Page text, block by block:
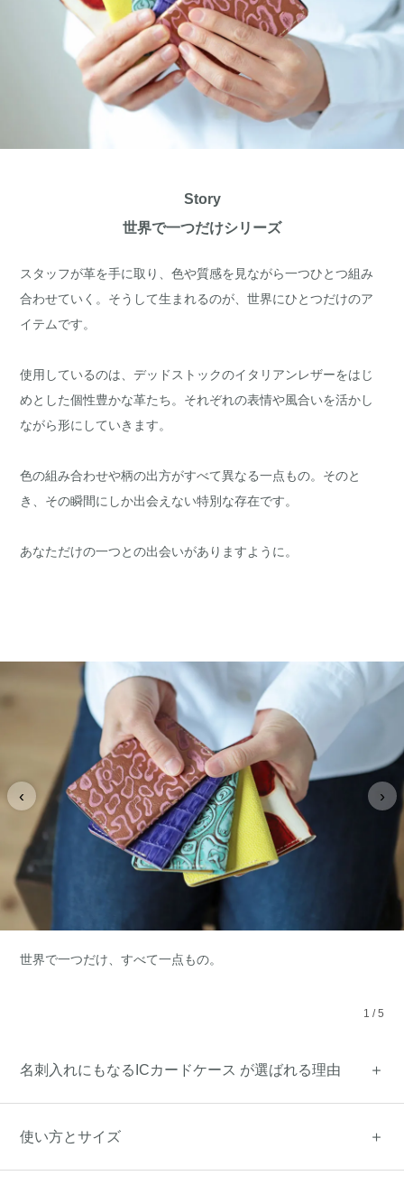
Story
世界で一つだけシリーズ
スタッフが革を手に取り、色や質感を見ながら一つひとつ組み
合わせていく。そうして生まれるのが、世界にひとつだけのア
イテムです。
使用しているのは、デッドストックのイタリアンレザーをはじ
めとした個性豊かな革たち。それぞれの表情や風合いを活かし
ながら形にしていきます。
色の組み合わせや柄の出方がすべて異なる一点もの。そのと
き、その瞬間にしか出会えない特別な存在です。
あなただけの一つとの出会いがありますように。
‹ ›
世界で一つだけ、すべて一点もの。
1 /5
名刺入れにもなるICカードケース が選ばれる理由
使い方とサイズ